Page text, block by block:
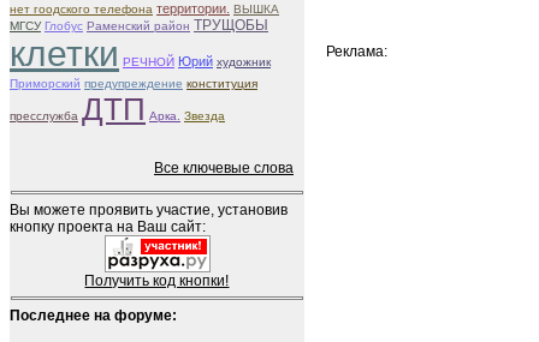
нет гоодского телефона территории. ВЫШКА
МГСУ Глобус Раменский район ТРУЩОБЫ
клетки РЕЧНОЙ Юрий художник
Приморский предупреждение конституция
пресслужба ДТП Арка. Звезда
Все ключевые слова
Вы можете проявить участие, установив
кнопку проекта на Ваш сайт:
Получить код кнопки!
Последнее на форуме:
Реклама: